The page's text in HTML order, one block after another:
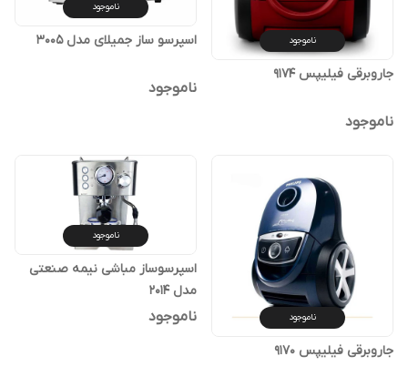
ناموجود
جاروبرقی فیلیپس 9174
ناموجود
ناموجود
اسپرسو ساز جمیلای مدل 3005
ناموجود
ناموجود
جاروبرقی فیلیپس 9170
ناموجود
اسپرسوساز مباشی نیمه صنعتی
مدل 2014
ناموجود